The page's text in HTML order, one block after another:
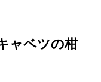
ャベツの柑